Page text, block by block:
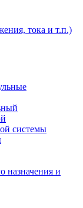
тока и т.п.)
системы
назначения и